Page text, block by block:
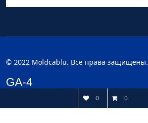
© 2022 Moldcablu. Все права защищены.
GA-4
0 0